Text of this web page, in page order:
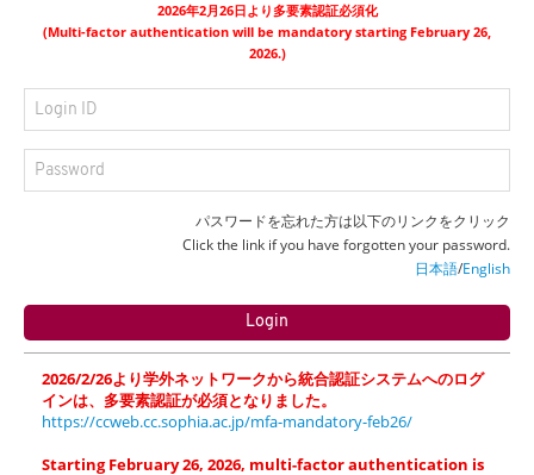
2026年2月26日より多要素認証必須化
(Multi-factor authentication will be mandatory starting February 26,
2026.)
パスワードを忘れた方は以下のリンクをクリック
Click the link if you have forgotten your password.
日本語/English
2026/2/26より学外ネットワークから統合認証システムへのログ
インは、多要素認証が必須となりました。
https://ccweb.cc.sophia.ac.jp/mfa-mandatory-feb26/
Starting February 26, 2026, multi-factor authentication is